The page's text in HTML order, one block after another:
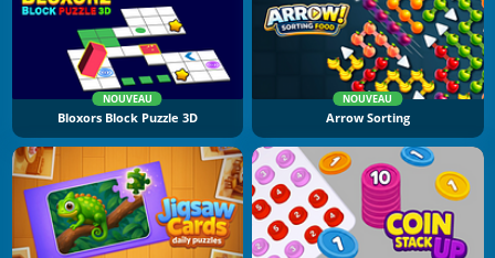
NOUVEAU
Bloxors Block Puzzle 3D
NOUVEAU
Arrow Sorting